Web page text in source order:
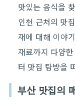
맛있는 음식을
인천 근처의 맛
재에 대해 이야
재료까지 다양
터 맛집 탐방을
부산 맛집의